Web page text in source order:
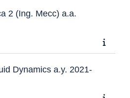
2 (Ing. Mecc) a.a.
Dynamics a.y. 2021-